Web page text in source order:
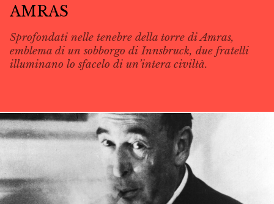
AMRAS
Sprofondati nelle tenebre della torre di Amras,
emblema di un sobborgo di Innsbruck, due fratelli
illuminano lo sfacelo di un’intera civiltà.